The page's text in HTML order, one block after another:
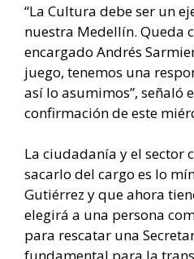
“La Cultura debe ser un
nuestra Medellín. Queda
encargado Andrés
juego, tenemos una
así lo asumimos”, señaló
confirmación de este
La ciudadanía y el sector
sacarlo del cargo es lo
Gutiérrez y que ahora
elegirá a una persona
para rescatar una